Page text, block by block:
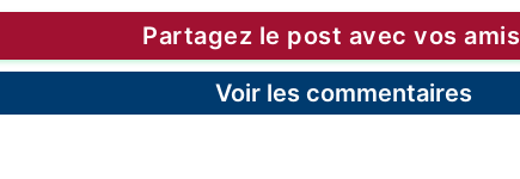
Partagez le post avec vos amis
Voir les commentaires